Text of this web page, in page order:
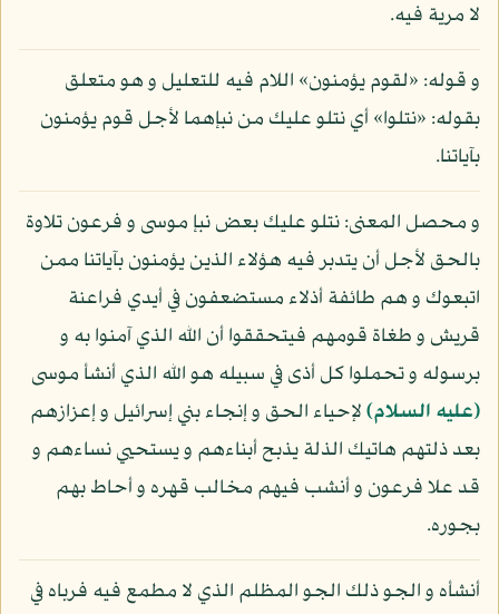
لا مرية فيه.
و قوله: «لقوم يؤمنون» اللام فيه للتعليل و هو متعلق
بقوله: «نتلوا» أي نتلو عليك من نبإهما لأجل قوم يؤمنون
بآياتنا.
و محصل المعنى: نتلو عليك بعض نبإ موسى و فرعون تلاوة
بالحق لأجل أن يتدبر فيه هؤلاء الذين يؤمنون بآياتنا ممن
اتبعوك و هم طائفة أذلاء مستضعفون في أيدي فراعنة
قريش و طغاة قومهم فيتحققوا أن الله الذي آمنوا به و
برسوله و تحملوا كل أذى في سبيله هو الله الذي أنشأ موسى
(عليه السلام)لإحياء الحق و إنجاء بني إسرائيل و إعزازهم
بعد ذلتهم هاتيك الذلة يذبح أبناءهم و يستحيي نساءهم و
قد علا فرعون و أنشب فيهم مخالب قهره و أحاط بهم
بجوره.
أنشأه و الجو ذلك الجو المظلم الذي لا مطمع فيه فرباه في